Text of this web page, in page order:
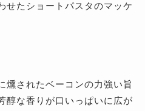
せたショートパスタのマッケ
燻されたベーコンの力強い旨
醇な香りが口いっぱいに広が